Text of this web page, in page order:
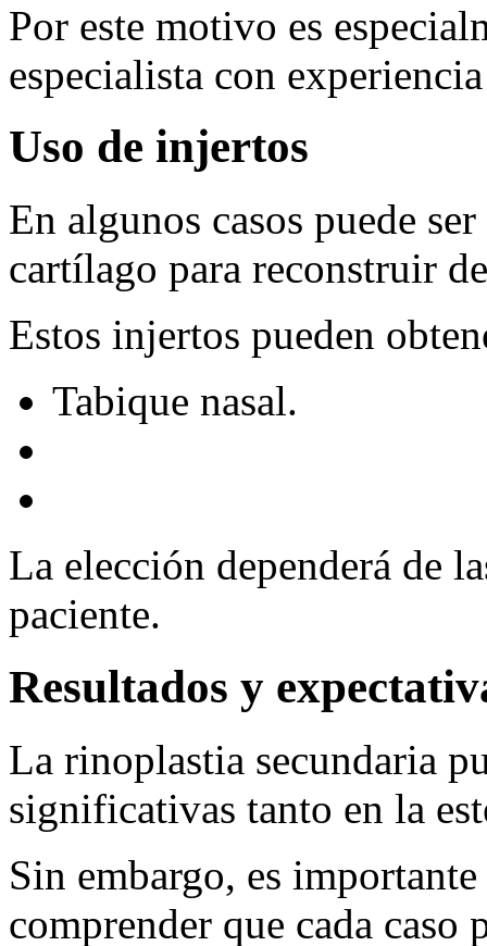
Por este motivo es
especialista con
Uso de injertos
En algunos casos puede
cartílago para reconstruir
Estos injertos pueden
Tabique nasal.
La elección dependerá de
paciente.
Resultados y
La rinoplastia secundaria
significativas tanto en la
Sin embargo, es
comprender que cada caso